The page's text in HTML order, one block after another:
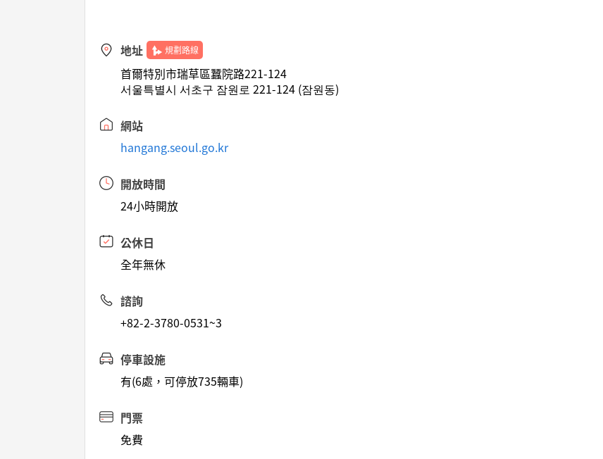
地址 規劃路線
首爾特別市瑞草區蠶院路221-124
서울특별시 서초구 잠원로 221-124 (잠원동)
網站
hangang.seoul.go.kr
開放時間
24小時開放
公休日
全年無休
諮詢
+82-2-3780-0531~3
停車設施
有(6處，可停放735輛車)
門票
免費